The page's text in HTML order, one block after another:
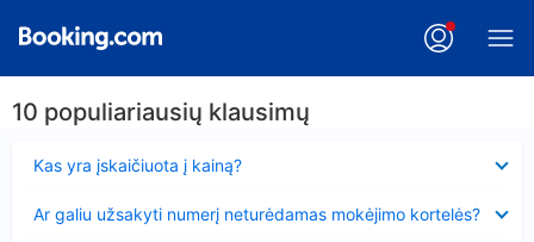
10 populiariausių klausimų
Kas yra įskaičiuota į kainą?
Ar galiu užsakyti numerį neturėdamas mokėjimo kortelės?